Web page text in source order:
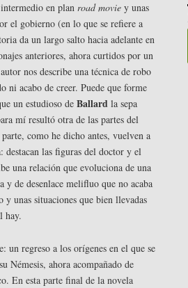
en plan road movie y unas
el gobierno (en lo que se refiere a
da un largo salto hacia adelante en
anteriores, ahora curtidos por un
nos describe una técnica de robo
ni acabo de creer. Puede que forme
un estudioso de Ballard la sepa
mí resultó otra de las partes del
como he dicho antes, vuelven a
destacan las figuras del doctor y el
una relación que evoluciona de una
y de desenlace melifluo que no acaba
y unas situaciones que bien llevadas
hay.
un regreso a los orígenes en el que se
Némesis, ahora acompañado de
En esta parte final de la novela